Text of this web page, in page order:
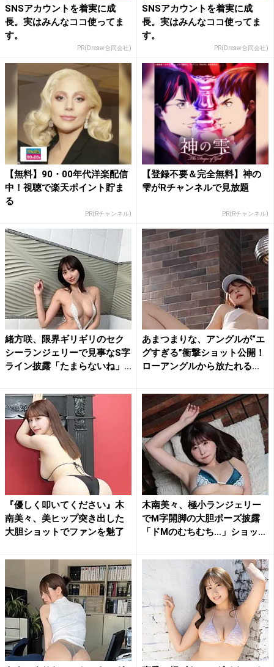
SNSアカウントを着実に成
長。実はみんなココ使ってま
す。
PR(Dreaw合同会社)
SNSアカウントを着実に成
長。実はみんなココ使ってま
す。
PR(Dreaw合同会社)
【無料】90・00年代洋楽配信
中！視聴で楽天ポイント貯ま
る
PR(Rチャンネル)
【登録不要＆完全無料】神の
雫がRチャンネルで見放題
PR(Rチャンネル)
緒方咲、限界ギリギリのセク
シーランジェリーで見事なS字
ライン披露「たまらないね」...
あまつまりな、アングルが“エ
グすぎる”衝撃ショット公開！
ローアングルから放たれる...
『優しく叩いてください』木
南美々、美ヒップ突き出した
大胆ショットでファンを魅了
木南美々、極小ランジェリー
でM字開脚の大胆ポーズ披露
「ドMのむちむち…」ショッ